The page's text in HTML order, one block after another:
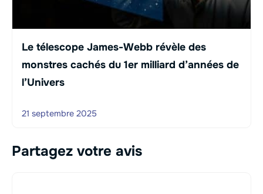
Le télescope James-Webb révèle des
monstres cachés du 1er milliard d’années de
l’Univers
21 septembre 2025
Partagez votre avis